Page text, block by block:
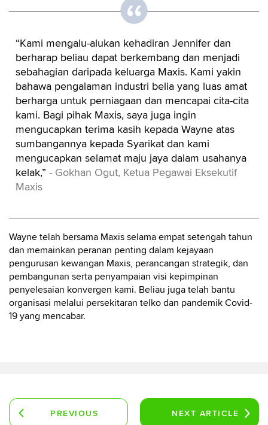
“Kami mengalu-alukan kehadiran Jennifer dan
berharap beliau dapat berkembang dan menjadi
sebahagian daripada keluarga Maxis. Kami yakin
bahawa pengalaman industri belia yang luas amat
berharga untuk perniagaan dan mencapai cita-cita
kami. Bagi pihak Maxis, saya juga ingin
mengucapkan terima kasih kepada Wayne atas
sumbangannya kepada Syarikat dan kami
mengucapkan selamat maju jaya dalam usahanya
kelak,” - Gokhan Ogut, Ketua Pegawai Eksekutif
Maxis
Wayne telah bersama Maxis selama empat setengah tahun
dan memainkan peranan penting dalam kejayaan
pengurusan kewangan Maxis, perancangan strategik, dan
pembangunan serta penyampaian visi kepimpinan
penyelesaian konvergen kami. Beliau juga telah bantu
organisasi melalui persekitaran telko dan pandemik Covid-
19 yang mencabar.
PREVIOUS
NEXT ARTICLE